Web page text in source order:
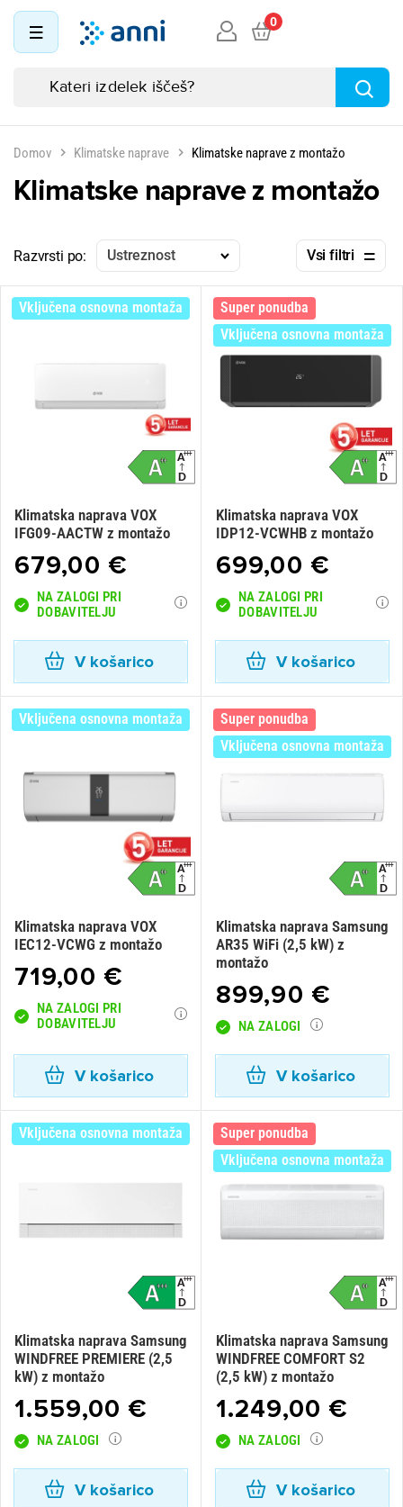
0
Domov Klimatske naprave Klimatske naprave z montažo
Klimatske naprave z montažo
Razvrsti po: Ustreznost Vsi filtri
Vključena osnovna montaža
Klimatska naprava VOX
IFG09-AACTW z montažo
679,00 €
NA ZALOGI PRI
DOBAVITELJU
V košarico
Super ponudba
Vključena osnovna montaža
Klimatska naprava VOX
IDP12-VCWHB z montažo
699,00 €
NA ZALOGI PRI
DOBAVITELJU
V košarico
Vključena osnovna montaža
Klimatska naprava VOX
IEC12-VCWG z montažo
719,00 €
NA ZALOGI PRI
DOBAVITELJU
V košarico
Super ponudba
Vključena osnovna montaža
Klimatska naprava Samsung
AR35 WiFi (2,5 kW) z
montažo
899,90 €
NA ZALOGI
V košarico
Vključena osnovna montaža
Klimatska naprava Samsung
WINDFREE PREMIERE (2,5
kW) z montažo
1.559,00 €
NA ZALOGI
V košarico
Super ponudba
Vključena osnovna montaža
Klimatska naprava Samsung
WINDFREE COMFORT S2
(2,5 kW) z montažo
1.249,00 €
NA ZALOGI
V košarico